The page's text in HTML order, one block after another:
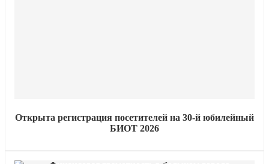
Открыта регистрация посетителей на 30-й юбилейный
БИОТ 2026